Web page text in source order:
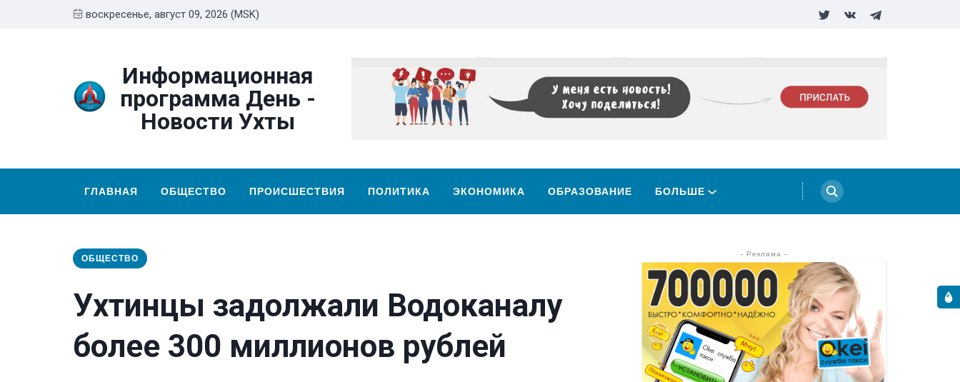
воскресенье, август 09, 2026 (MSK)
Информационная
программа День -
Новости Ухты
ГЛАВНАЯ ОБЩЕСТВО ПРОИСШЕСТВИЯ ПОЛИТИКА ЭКОНОМИКА ОБРАЗОВАНИЕ БОЛЬШЕ
ОБЩЕСТВО
Ухтинцы задолжали Водоканалу
более 300 миллионов рублей
- Реклама -